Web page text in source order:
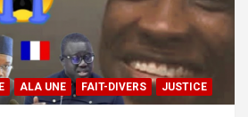
ALA UNE FAIT-DIVERS JUSTICE